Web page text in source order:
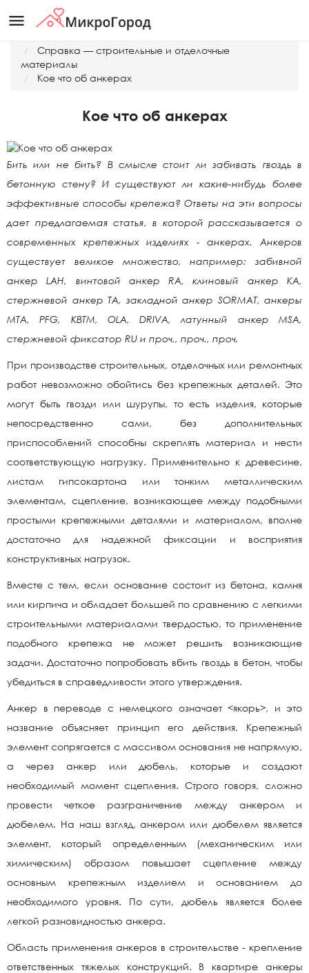
menu
Справка — строительные и отделочные
материалы
Кое что об анкерах
Кое что об анкерах
Бить или не бить? В смысле стоит ли забивать гвоздь в
бетонную стену? И существуют ли какие-нибудь более
эффективные способы крепежа? Ответы на эти вопросы
дает предлагаемая статья, в которой рассказывается о
современных крепежных изделиях - анкерах. Анкеров
существует великое множество, например: забивной
анкер LAH, винтовой анкер RA, клиновый анкер KA,
стержневой анкер ТА, закладной анкер SORMAT, анкеры
МТА, PFG, КВТМ, OLA, DRIVA, латунный анкер MSA,
стержневой фиксатор RU и проч., проч., проч.
При производстве строительных, отделочных или ремонтных
работ невозможно обойтись без крепежных деталей. Это
могут быть гвозди или шурупы, то есть изделия, которые
непосредственно сами, без дополнительных
приспособлений способны скреплять материал и нести
соответствующую нагрузку. Применительно к древесине,
листам гипсокартона или тонким металлическим
элементам, сцепление, возникающее между подобными
простыми крепежными деталями и материалом, вполне
достаточно для надежной фиксации и восприятия
конструктивных нагрузок.
Вместе с тем, если основание состоит из бетона, камня
или кирпича и обладает большей по сравнению с легкими
строительными материалами твердостью, то применение
подобного крепежа не может решить возникающие
задачи. Достаточно попробовать вбить гвоздь в бетон, чтобы
убедиться в справедливости этого утверждения.
Анкер в переводе с немецкого означает <якорь>, и это
название объясняет принцип его действия. Крепежный
элемент сопрягается с массивом основания не напрямую,
а через анкер или дюбель, которые и создают
необходимый момент сцепления. Строго говоря, сложно
провести четкое разграничение между анкером и
дюбелем. На наш взгляд, анкером или дюбелем является
элемент, который определенным (механическим или
химическим) образом повышает сцепление между
основным крепежным изделием и основанием до
необходимого уровня. По сути, дюбель является более
легкой разновидностью анкера.
Область применения анкеров в строительстве - крепление
ответственных тяжелых конструкций. В квартире анкеры